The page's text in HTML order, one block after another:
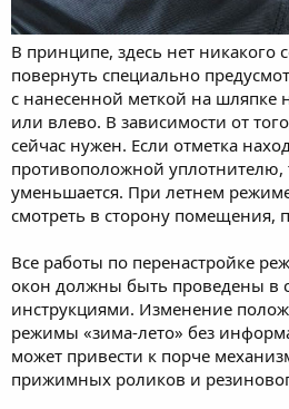
В принципе, здесь нет никакого
повернуть специально
с нанесенной меткой на шляпке
или влево. В зависимости от
сейчас нужен. Если отметка
противоположной
уменьшается. При летнем
смотреть в сторону помещения,
Все работы по перенастройке
окон должны быть проведены в
инструкциями. Изменение
режимы «зима-лето» без
может привести к порче
прижимных роликов и